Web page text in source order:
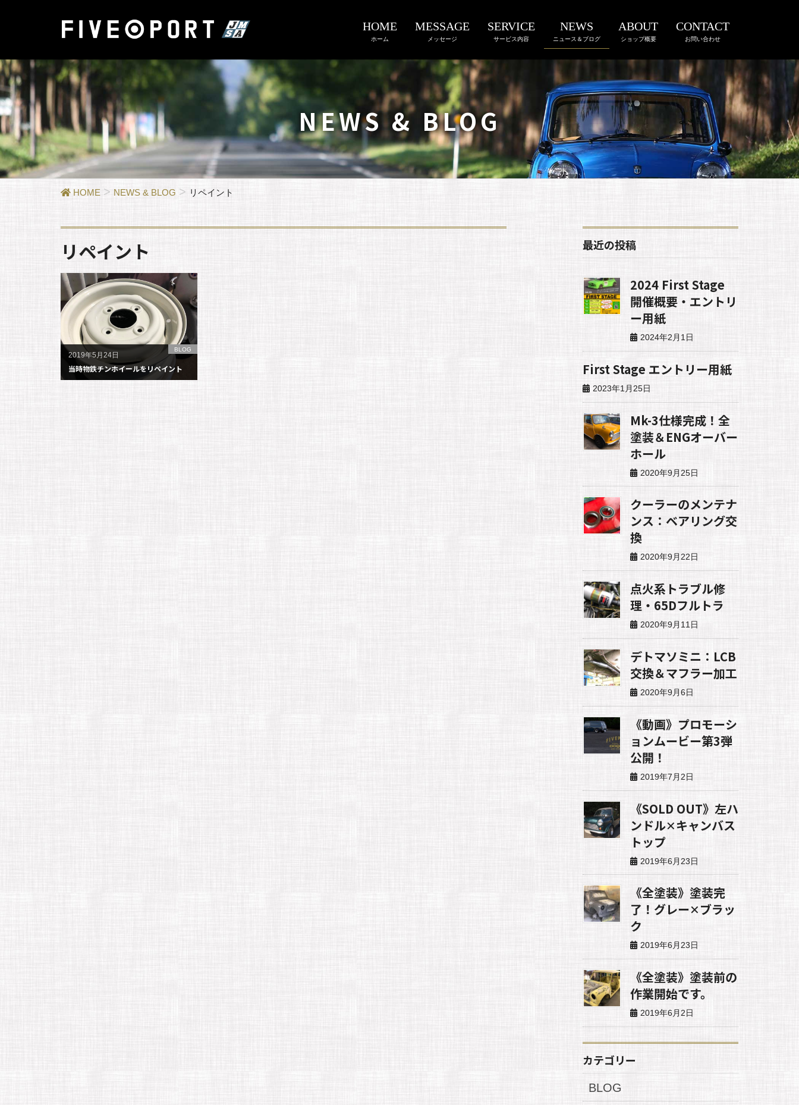
HOME
ホーム
MESSAGE
メッセージ
SERVICE
サービス内容
NEWS
ニュース＆ブログ
ABOUT
ショップ概要
CONTACT
お問い合わせ
NEWS & BLOG
HOME NEWS & BLOG リペイント
リペイント
2019年5月24日
BLOG
当時物鉄チンホイールをリペイント
最近の投稿
2024 First Stage
開催概要・エントリ
ー用紙
2024年2月1日
First Stage エントリー用紙
2023年1月25日
Mk-3仕様完成！全
塗装＆ENGオーバー
ホール
2020年9月25日
クーラーのメンテナ
ンス：ベアリング交
換
2020年9月22日
点火系トラブル修
理・65Dフルトラ
2020年9月11日
デトマソミニ：LCB
交換＆マフラー加工
2020年9月6日
《動画》プロモーシ
ョンムービー第3弾
公開！
2019年7月2日
《SOLD OUT》左ハ
ンドル✕キャンバス
トップ
2019年6月23日
《全塗装》塗装完
了！グレー✕ブラッ
ク
2019年6月23日
《全塗装》塗装前の
作業開始です。
2019年6月2日
カテゴリー
BLOG